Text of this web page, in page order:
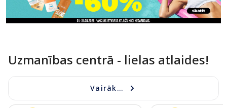
Uzmanības centrā - lielas atlaides!
Vairāk...